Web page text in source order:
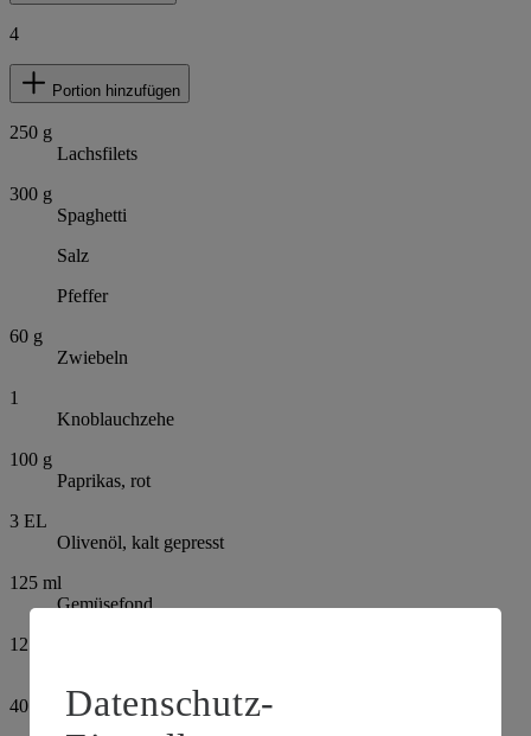
4
Portion hinzufügen
250 g
Lachsfilets
300 g
Spaghetti
Salz
Pfeffer
60 g
Zwiebeln
1
Knoblauchzehe
100 g
Paprikas, rot
3 EL
Olivenöl, kalt gepresst
125 ml
Gemüsefond
125
40
Datenschutz-